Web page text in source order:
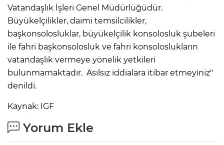
Vatandaşlık İşleri Genel Müdürlüğüdür.
Büyükelçilikler, daimi temsilcilikler,
başkonsolosluklar, büyükelçilik konsolosluk şubeleri
ile fahri başkonsolosluk ve fahri konsoloslukların
vatandaşlık vermeye yönelik yetkileri
bulunmamaktadır. Asılsız iddialara itibar etmeyiniz"
denildi.
Kaynak: IGF
Yorum Ekle